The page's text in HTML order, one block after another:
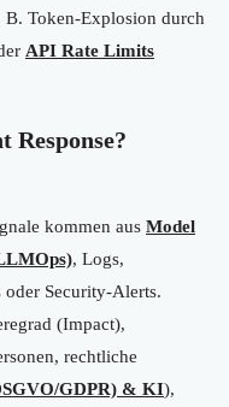
B. Token-Explosion durch
API Rate Limits
kommen aus Model
, Logs,
oder Security-Alerts.
(Impact),
rechtliche
GDPR) & KI),